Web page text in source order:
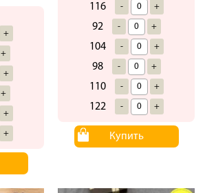
+
+
+
+
+
+
116 - +
92 - +
104 - +
98 - +
110 - +
122 - +
Купить